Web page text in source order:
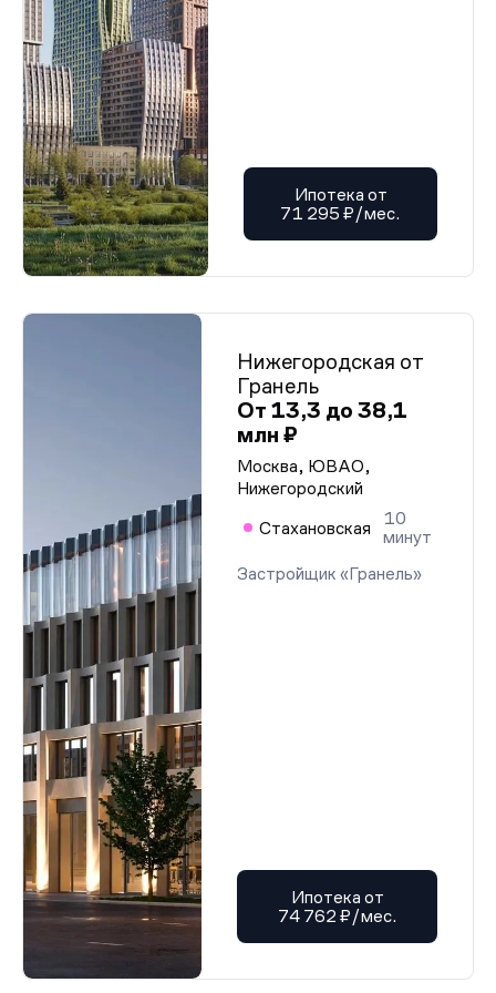
Ипотека от
71 295 ₽/мес.
Нижегородская от
Гранель
От 13,3 до 38,1
млн ₽
Москва, ЮВАО,
Нижегородский
Стахановская
10
минут
Застройщик «Гранель»
Ипотека от
74 762 ₽/мес.